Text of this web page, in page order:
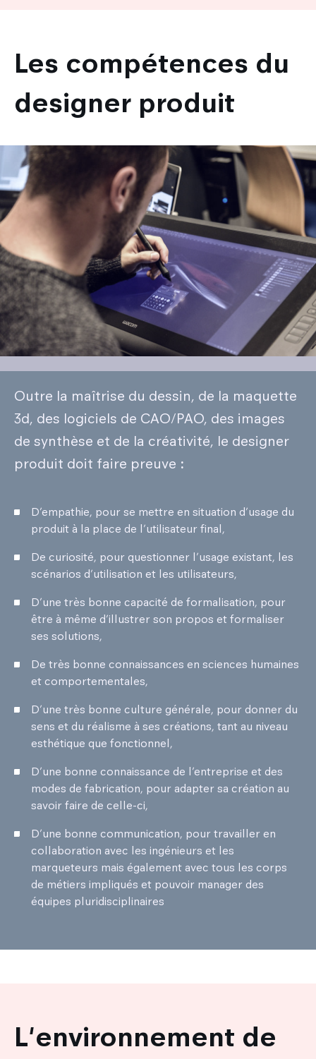
Les compétences du
designer produit
Image
Outre la maîtrise du dessin, de la maquette
3d, des logiciels de CAO/PAO, des images
de synthèse et de la créativité, le designer
produit doit faire preuve :
D’empathie, pour se mettre en situation d’usage du
produit à la place de l’utilisateur final,
De curiosité, pour questionner l’usage existant, les
scénarios d’utilisation et les utilisateurs,
D’une très bonne capacité de formalisation, pour
être à même d’illustrer son propos et formaliser
ses solutions,
De très bonne connaissances en sciences humaines
et comportementales,
D’une très bonne culture générale, pour donner du
sens et du réalisme à ses créations, tant au niveau
esthétique que fonctionnel,
D’une bonne connaissance de l’entreprise et des
modes de fabrication, pour adapter sa création au
savoir faire de celle-ci,
D’une bonne communication, pour travailler en
collaboration avec les ingénieurs et les
marqueteurs mais également avec tous les corps
de métiers impliqués et pouvoir manager des
équipes pluridisciplinaires
L'environnement de